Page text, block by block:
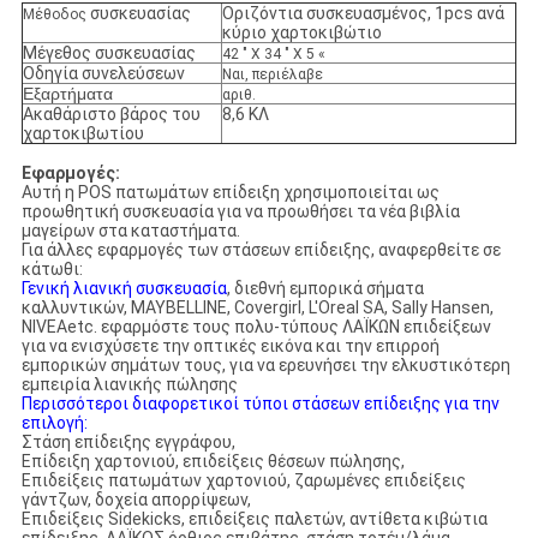
Μέθοδος συσκευασίας
Οριζόντια συσκευασμένος, 1pcs ανά
κύριο χαρτοκιβώτιο
Μέγεθος συσκευασίας
42 " Χ 34 " Χ 5 «
Οδηγία συνελεύσεων Ναι, περιέλαβε
Εξαρτήματα αριθ.
Ακαθάριστο βάρος του
χαρτοκιβωτίου
8,6 ΚΛ
Εφαρμογές:
Αυτή η POS πατωμάτων επίδειξη χρησιμοποιείται ως
προωθητική συσκευασία για να προωθήσει τα νέα βιβλία
μαγείρων στα καταστήματα.
Για άλλες εφαρμογές των στάσεων επίδειξης, αναφερθείτε σε
κάτωθι:
Γενική λιανική συσκευασία, διεθνή εμπορικά σήματα
καλλυντικών, MAYBELLINE, Covergirl, L'Oreal SA, Sally Hansen,
NIVEAetc. εφαρμόστε τους πολυ-τύπους ΛΑΪΚΩΝ επιδείξεων
για να ενισχύσετε την οπτικές εικόνα και την επιρροή
εμπορικών σημάτων τους, για να ερευνήσει την ελκυστικότερη
εμπειρία λιανικής πώλησης
Περισσότεροι διαφορετικοί τύποι στάσεων επίδειξης για την
επιλογή:
Στάση επίδειξης εγγράφου,
Επίδειξη χαρτονιού, επιδείξεις θέσεων πώλησης,
Επιδείξεις πατωμάτων χαρτονιού, ζαρωμένες επιδείξεις
γάντζων, δοχεία απορρίψεων,
Επιδείξεις Sidekicks, επιδείξεις παλετών, αντίθετα κιβώτια